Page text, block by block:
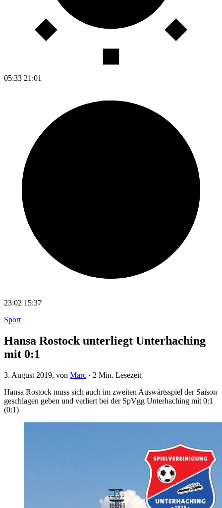
05:33 21:01
23:02 15:37
Sport
Hansa Rostock unterliegt Unterhaching
mit 0:1
3. August 2019, von Marc · 2 Min. Lesezeit
Hansa Rostock muss sich auch im zweiten Auswärtsspiel der Saison
geschlagen geben und verliert bei der SpVgg Unterhaching mit 0:1
(0:1)